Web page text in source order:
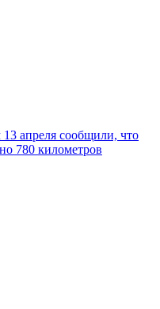
апреля сообщили, что
780 километров